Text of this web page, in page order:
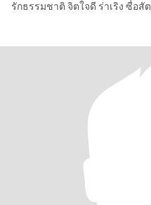
รักธรรมชาติ จิตใจดี ร่าเริง ซื่อสั